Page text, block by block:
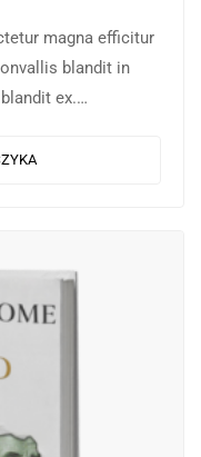
magna efficitur
blandit in
ex.